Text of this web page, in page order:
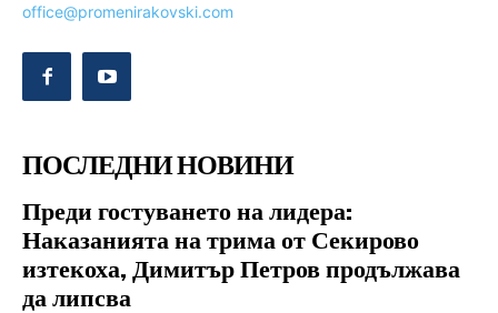
office@promenirakovski.com
ПОСЛЕДНИ НОВИНИ
Преди гостуването на лидера:
Наказанията на трима от Секирово
изтекоха, Димитър Петров продължава
да липсва